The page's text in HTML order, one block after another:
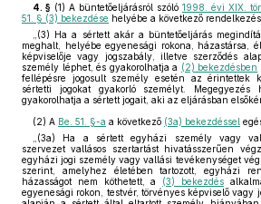
4. § (1) A büntetőeljárásról szóló 1998. évi XIX.
51. § (3) bekezdése helyébe a következő
„(3) Ha a sértett akár a büntetőeljárás
meghalt, helyébe egyenesági rokona, házastársa,
képviselője vagy jogszabály, illetve szerződés
személy léphet, és gyakorolhatja a (2) bekezdésben
fellépésre jogosult személy esetén az érintettek
sértetti jogokat gyakorló személyt.
gyakorolhatja a sértett jogait, aki az eljárásban
(2) A Be. 51. §-a a következő (3a) bekezdéssel
„(3a) Ha a sértett egyházi személy vagy
szervezet vallásos szertartást hivatásszerűen
egyházi jogi személy vagy vallási tevékenységet
szerint, amelyhez életében tartozott, egyházi
házasságot nem köthetett, a (3) bekezdés
egyenesági rokon, testvér, törvényes képviselő vagy